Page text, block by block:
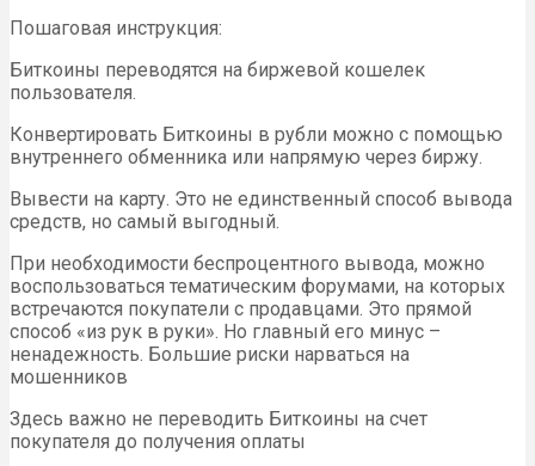
Пошаговая инструкция:
Биткоины переводятся на биржевой кошелек
пользователя.
Конвертировать Биткоины в рубли можно с помощью
внутреннего обменника или напрямую через биржу.
Вывести на карту. Это не единственный способ вывода
средств, но самый выгодный.
При необходимости беспроцентного вывода, можно
воспользоваться тематическим форумами, на которых
встречаются покупатели с продавцами. Это прямой
способ «из рук в руки». Но главный его минус –
ненадежность. Большие риски нарваться на
мошенников
Здесь важно не переводить Биткоины на счет
покупателя до получения оплаты